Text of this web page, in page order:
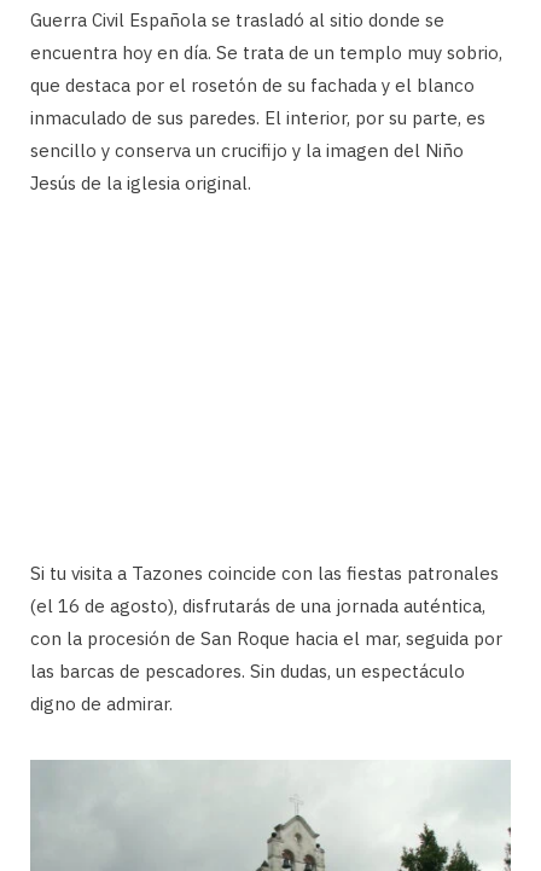
Guerra Civil Española se trasladó al sitio donde se
encuentra hoy en día. Se trata de un templo muy sobrio,
que destaca por el rosetón de su fachada y el blanco
inmaculado de sus paredes. El interior, por su parte, es
sencillo y conserva un crucifijo y la imagen del Niño
Jesús de la iglesia original.
Si tu visita a Tazones coincide con las fiestas patronales
(el 16 de agosto), disfrutarás de una jornada auténtica,
con la procesión de San Roque hacia el mar, seguida por
las barcas de pescadores. Sin dudas, un espectáculo
digno de admirar.